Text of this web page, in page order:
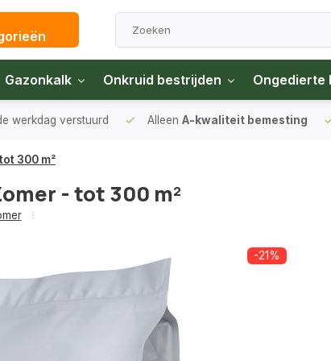
Gazonkalk Onkruid bestrijden Ongedierte
werkdag verstuurd Alleen A-kwaliteit bemesting
300 m²
- tot 300 m²
-21%